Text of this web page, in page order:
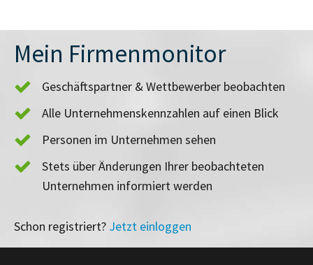
Mein Firmenmonitor
Geschäftspartner & Wettbewerber beobachten
Alle Unternehmenskennzahlen auf einen Blick
Personen im Unternehmen sehen
Stets über Änderungen Ihrer beobachteten
Unternehmen informiert werden
Schon registriert? Jetzt einloggen